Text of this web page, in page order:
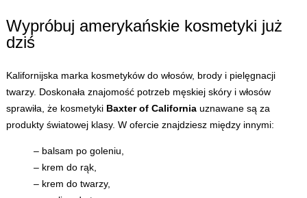
Wypróbuj amerykańskie kosmetyki już
dziś
Kalifornijska marka kosmetyków do włosów, brody i pielęgnacji
twarzy. Doskonała znajomość potrzeb męskiej skóry i włosów
sprawiła, że kosmetyki Baxter of Californiauznawane są za
produkty światowej klasy. W ofercie znajdziesz między innymi:
– balsam po goleniu,
– krem do rąk,
– krem do twarzy,